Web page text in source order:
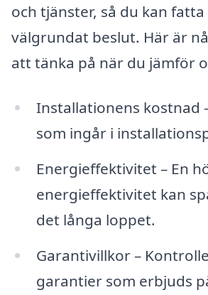
och tjänster, så du kan
välgrundat beslut. Här är
att tänka på när du jämför
Installationens kostnad
som ingår i
Energieffektivitet – En
energieffektivitet kan
det långa loppet.
Garantivillkor –
garantier som erbjuds